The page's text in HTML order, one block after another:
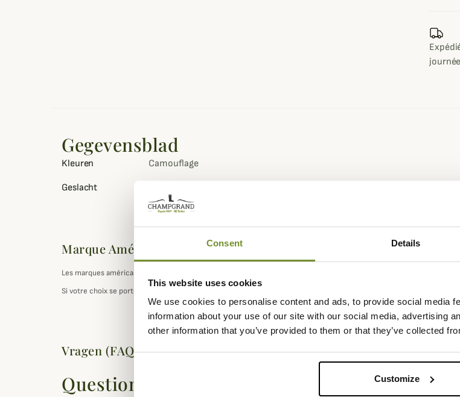
Consent Details
This website uses cookies
We use cookies to personalise content and ads, to provide social media
information about your use of our site with our social media, advertising
other information that you’ve provided to them or that they’ve collected
Customize
journée
Gegevensblad
Kleuren Camouflage
Geslacht
Marque Américaine : Choisir sa taille
Les marques américaines ont un taillant plutôt
Si votre choix se porte sur ce produit de marque américaine, Champgrand vous conseille de prendre une taille
Vragen (FAQ's)
Questions (FAQs)